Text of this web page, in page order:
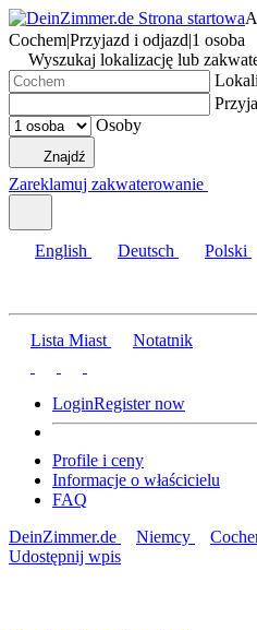
Cochem|Przyjazd i odjazd|1 osoba
Wyszukaj lokalizację lub
Osoby
Znajdź
Zareklamuj zakwaterowanie
English Deutsch Polski
Lista Miast Notatnik
LoginRegister now
Profile i ceny
Informacje o właścicielu
FAQ
DeinZimmer.de
Niemcy
Udostępnij wpis